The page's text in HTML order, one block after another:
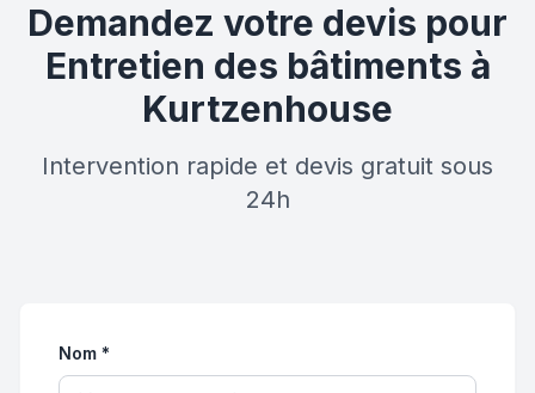
Demandez votre devis pour
Entretien des bâtiments à
Kurtzenhouse
Intervention rapide et devis gratuit sous
24h
Nom *